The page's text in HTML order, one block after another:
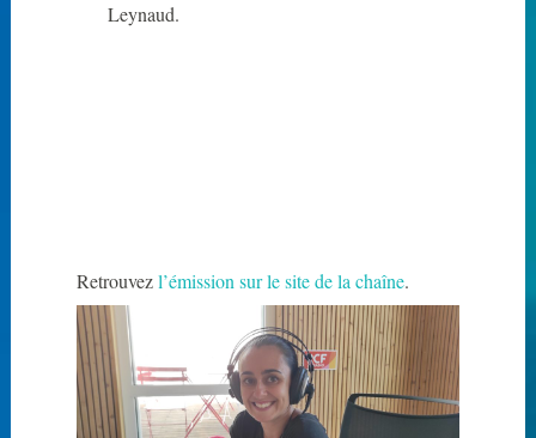
Leynaud.
Retrouvezl’émission sur le site de la chaîne.